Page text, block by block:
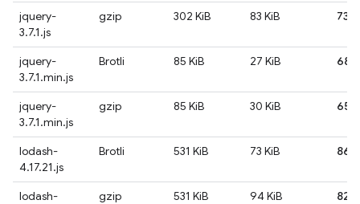
jquery-
3.7.1.js
gzip 302 KiB 83 KiB 73%
jquery-
3.7.1.min.js
Brotli 85 KiB 27 KiB 68%
jquery-
3.7.1.min.js
gzip 85 KiB 30 KiB 65%
lodash-
4.17.21.js
Brotli 531 KiB 73 KiB 86%
lodash-
gzip 531 KiB 94 KiB 82%